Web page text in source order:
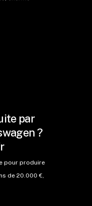
par
?
pour produire
de 20.000 €,